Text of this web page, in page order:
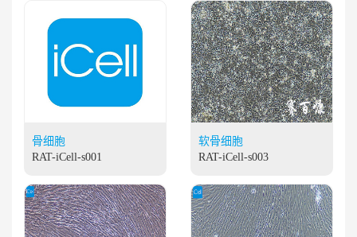
骨细胞
RAT-iCell-s001
软骨细胞
RAT-iCell-s003